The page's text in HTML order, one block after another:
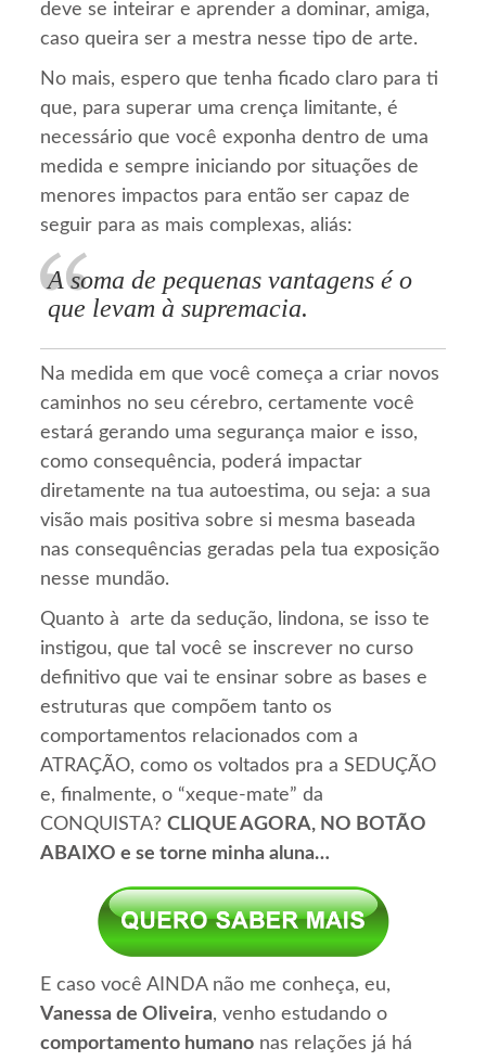
deve se inteirar e aprender a dominar, amiga,
caso queira ser a mestra nesse tipo de arte.
No mais, espero que tenha ficado claro para ti
que, para superar uma crença limitante, é
necessário que você exponha dentro de uma
medida e sempre iniciando por situações de
menores impactos para então ser capaz de
seguir para as mais complexas, aliás:
A soma de pequenas vantagens é o
que levam à supremacia.
Na medida em que você começa a criar novos
caminhos no seu cérebro, certamente você
estará gerando uma segurança maior e isso,
como consequência, poderá impactar
diretamente na tua autoestima, ou seja: a sua
visão mais positiva sobre si mesma baseada
nas consequências geradas pela tua exposição
nesse mundão.
Quanto à arte da sedução, lindona, se isso te
instigou, que tal você se inscrever no curso
definitivo que vai te ensinar sobre as bases e
estruturas que compõem tanto os
comportamentos relacionados com a
ATRAÇÃO, como os voltados pra a SEDUÇÃO
e, finalmente, o “xeque-mate” da
CONQUISTA?CLIQUE AGORA, NO BOTÃO
ABAIXO e se torne minha aluna…
E caso você AINDA não me conheça, eu,
Vanessa de Oliveira, venho estudando o
comportamento humano nas relações já há